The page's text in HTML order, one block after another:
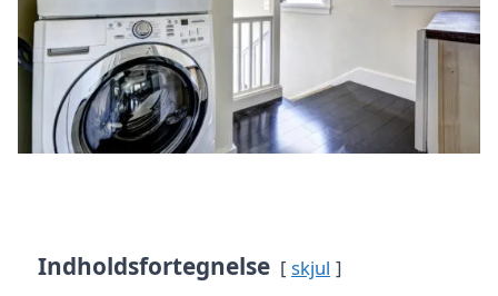
Indholdsfortegnelse skjul